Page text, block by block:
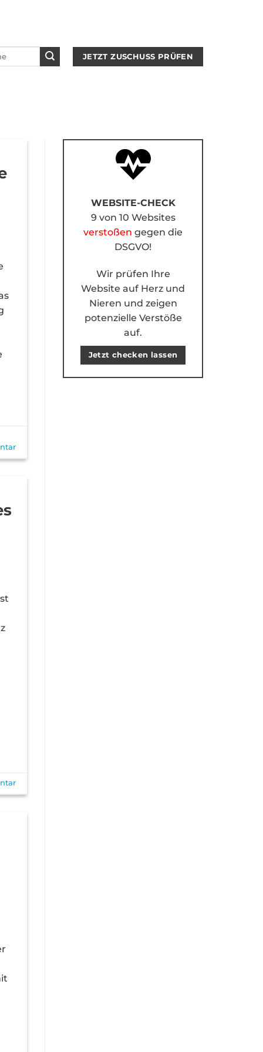
JETZT ZUSCHUSS PRÜFEN
WEBSITE-CHECK
9 von 10 Websites
verstoßen gegen die
DSGVO!
Wir prüfen Ihre
Website auf Herz und
Nieren und zeigen
potenzielle Verstöße
auf.
Jetzt checken lassen